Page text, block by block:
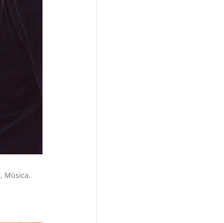
Música,